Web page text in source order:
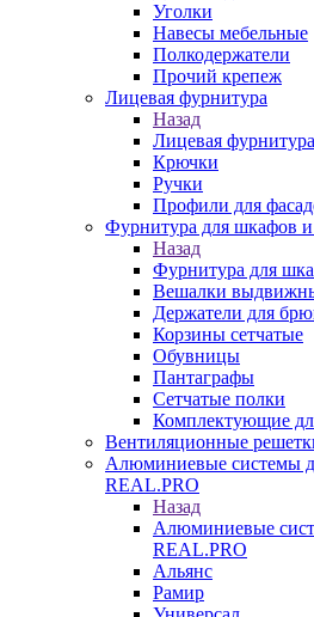
Уголки
Навесы мебельные
Полкодержатели
Прочий крепеж
Лицевая фурнитура
Назад
Лицевая фурнитура
Крючки
Ручки
Профили для
Фурнитура для шкафов
Назад
Фурнитура для
Вешалки
Держатели для
Корзины сетчатые
Обувницы
Пантаграфы
Сетчатые полки
Комплектующие
Вентиляционные
Алюминиевые системы
REAL.PRO
Назад
Алюминиевые
REAL.PRO
Альянс
Рамир